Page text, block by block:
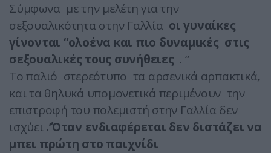
Σύμφωνα με την μελέτη για την
σεξουαλικότητα στην Γαλλία οι γυναίκες
γίνονται “ολοένα και πιο δυναμικές στις
σεξουαλικές τους συνήθειες . “
Το παλιό στερεότυπο τα αρσενικά αρπακτικά,
και τα θηλυκά υπομονετικά περιμένουν την
επιστροφή του πολεμιστή στην Γαλλία δεν
ισχύει .’Όταν ενδιαφέρεται δεν διστάζει να
μπει πρώτη στο παιχνίδι